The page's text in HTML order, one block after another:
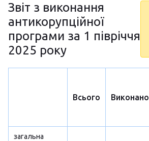
Звіт з виконання
антикорупційної
програми за 1 півріччя
2025 року
Всього Виконано
загальна